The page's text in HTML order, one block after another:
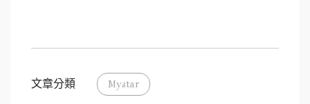
文章分類 Mystar